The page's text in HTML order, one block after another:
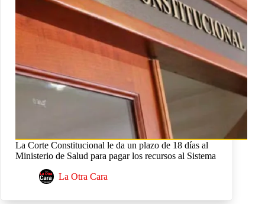
La Corte Constitucional le da un plazo de 18 días al
Ministerio de Salud para pagar los recursos al Sistema
La Otra Cara